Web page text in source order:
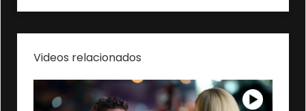
Videos relacionados